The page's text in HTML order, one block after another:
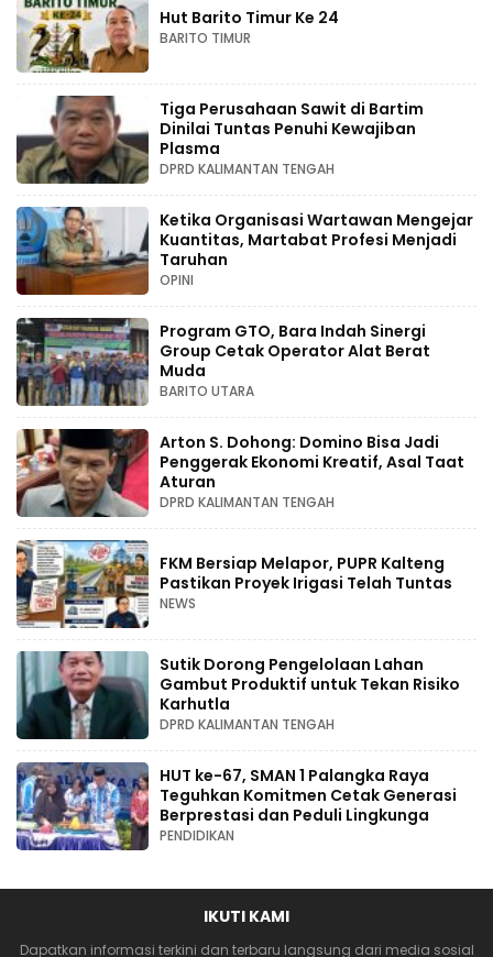
Hut Barito Timur Ke 24
BARITO TIMUR
Tiga Perusahaan Sawit di Bartim
Dinilai Tuntas Penuhi Kewajiban
Plasma
DPRD KALIMANTAN TENGAH
Ketika Organisasi Wartawan Mengejar
Kuantitas, Martabat Profesi Menjadi
Taruhan
OPINI
Program GTO, Bara Indah Sinergi
Group Cetak Operator Alat Berat
Muda
BARITO UTARA
Arton S. Dohong: Domino Bisa Jadi
Penggerak Ekonomi Kreatif, Asal Taat
Aturan
DPRD KALIMANTAN TENGAH
FKM Bersiap Melapor, PUPR Kalteng
Pastikan Proyek Irigasi Telah Tuntas
NEWS
Sutik Dorong Pengelolaan Lahan
Gambut Produktif untuk Tekan Risiko
Karhutla
DPRD KALIMANTAN TENGAH
HUT ke-67, SMAN 1 Palangka Raya
Teguhkan Komitmen Cetak Generasi
Berprestasi dan Peduli Lingkunga
PENDIDIKAN
IKUTI KAMI
Dapatkan informasi terkini dan terbaru langsung dari media sosial